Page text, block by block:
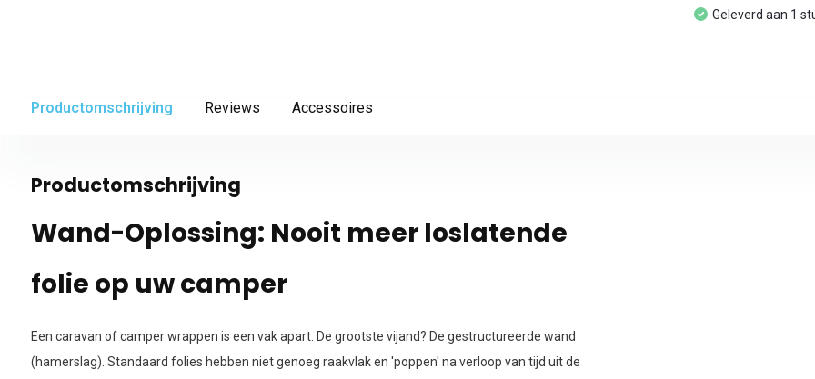
Geleverd aan 1
Productomschrijving Reviews Accessoires
Productomschrijving
Wand-Oplossing: Nooit meer loslatende
folie op uw camper
Een caravan of camper wrappen is een vak apart. De grootste vijand? De gestructureerde wand
(hamerslag). Standaard folies hebben niet genoeg raakvlak en 'poppen' na verloop van tijd uit de